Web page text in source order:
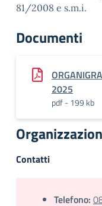
81/2008 e s.m.i.
Documenti
2025
pdf - 199 kb
Contatti
Telefono: